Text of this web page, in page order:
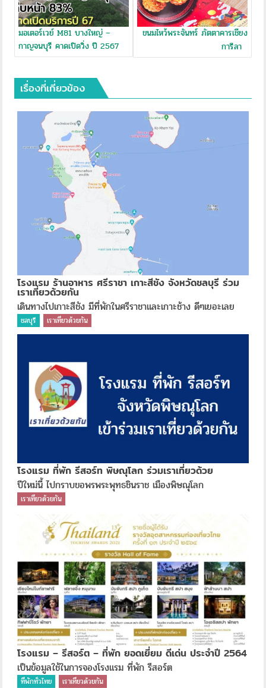
มอเตอร์เวย์ M81 บางใหญ่ –
กาญจนบุรี คาดเปิดวิ่ง ปี 2567
ขนมไหว้พระจันทร์ ภัตตาคารเชียง
การีลา
เรื่องที่เกี่ยวข้อง
โรงแรม ร้านอาหาร ศรีราชา เกาะสีชัง จังหวัดชลบุรี ร่วม
เราเที่ยวด้วยกัน
เดินทางไปเกาะสีชัง มีที่พักในศรีราชาและเกาะช้าง ดีๆเยอะเลย
ชลบุรี เราเที่ยวด้วยกัน
โรงแรม ที่พัก รีสอร์ท พิษณุโลก ร่วมเราเที่ยวด้วย
ปีใหม่นี้ ไปกราบขอพรพระพุทธชินราช เมืองพิษณุโลก
เราเที่ยวด้วยกัน
โรงแรม – รีสอร์ต – ที่พัก ยอดเยี่ยม ดีเด่น ประจำปี 2564
เป็นข้อมูลใช้ในการจองโรงแรม ที่พัก รีสอร์ต
ที่พักทั่วไทย เราเที่ยวด้วยกัน